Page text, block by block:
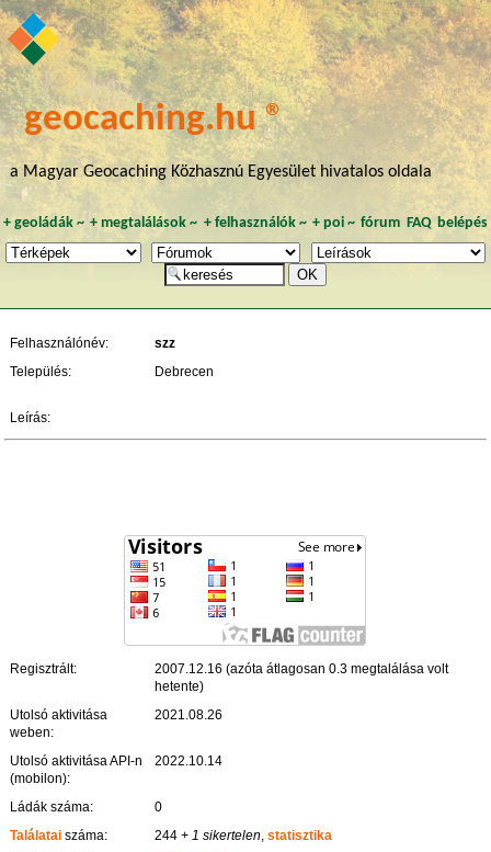
geocaching.hu ®
a Magyar Geocaching Közhasznú Egyesület hivatalos oldala
+geoládák~ +megtalálások ~ + felhasználók~ + poi~ fórum FAQ belépés
Felhasználónév:
szz
Település:
Debrecen
Leírás:
Regisztrált:
2007.12.16 (azóta átlagosan 0.3 megtalálása volt
hetente)
Utolsó aktivitása
weben:
2021.08.26
Utolsó aktivitása API-n
(mobilon):
2022.10.14
Ládák száma:
0
Találatai száma: 244 + 1 sikertelen ,statisztika